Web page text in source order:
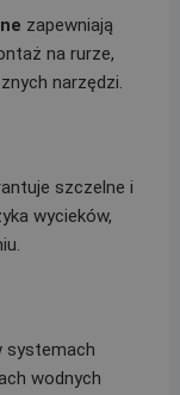
zapewniają
na rurze,
narzędzi.
szczelne i
wycieków,
systemach
wodnych